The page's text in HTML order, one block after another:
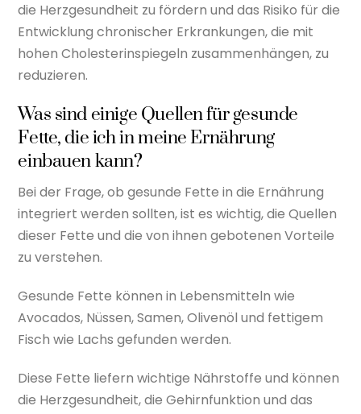
die Herzgesundheit zu fördern und das Risiko für die
Entwicklung chronischer Erkrankungen, die mit
hohen Cholesterinspiegeln zusammenhängen, zu
reduzieren.
Was sind einige Quellen für gesunde
Fette, die ich in meine Ernährung
einbauen kann?
Bei der Frage, ob gesunde Fette in die Ernährung
integriert werden sollten, ist es wichtig, die Quellen
dieser Fette und die von ihnen gebotenen Vorteile
zu verstehen.
Gesunde Fette können in Lebensmitteln wie
Avocados, Nüssen, Samen, Olivenöl und fettigem
Fisch wie Lachs gefunden werden.
Diese Fette liefern wichtige Nährstoffe und können
die Herzgesundheit, die Gehirnfunktion und das